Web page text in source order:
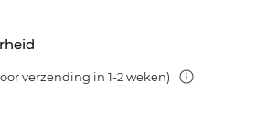
verzending in 1-2 weken)